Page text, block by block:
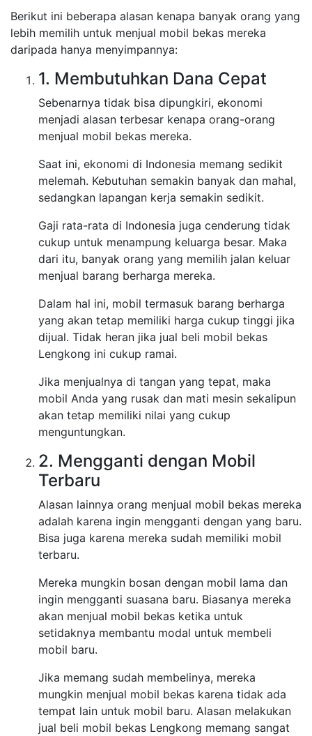
Berikut ini beberapa alasan kenapa banyak orang yang
lebih memilih untuk menjual mobil bekas mereka
daripada hanya menyimpannya:
1. Membutuhkan Dana Cepat
Sebenarnya tidak bisa dipungkiri, ekonomi
menjadi alasan terbesar kenapa orang-orang
menjual mobil bekas mereka.
Saat ini, ekonomi di Indonesia memang sedikit
melemah. Kebutuhan semakin banyak dan mahal,
sedangkan lapangan kerja semakin sedikit.
Gaji rata-rata di Indonesia juga cenderung tidak
cukup untuk menampung keluarga besar. Maka
dari itu, banyak orang yang memilih jalan keluar
menjual barang berharga mereka.
Dalam hal ini, mobil termasuk barang berharga
yang akan tetap memiliki harga cukup tinggi jika
dijual. Tidak heran jika jual beli mobil bekas
Lengkong ini cukup ramai.
Jika menjualnya di tangan yang tepat, maka
mobil Anda yang rusak dan mati mesin sekalipun
akan tetap memiliki nilai yang cukup
menguntungkan.
2. Mengganti dengan Mobil
Terbaru
Alasan lainnya orang menjual mobil bekas mereka
adalah karena ingin mengganti dengan yang baru.
Bisa juga karena mereka sudah memiliki mobil
terbaru.
Mereka mungkin bosan dengan mobil lama dan
ingin mengganti suasana baru. Biasanya mereka
akan menjual mobil bekas ketika untuk
setidaknya membantu modal untuk membeli
mobil baru.
Jika memang sudah membelinya, mereka
mungkin menjual mobil bekas karena tidak ada
tempat lain untuk mobil baru. Alasan melakukan
jual beli mobil bekas Lengkong memang sangat